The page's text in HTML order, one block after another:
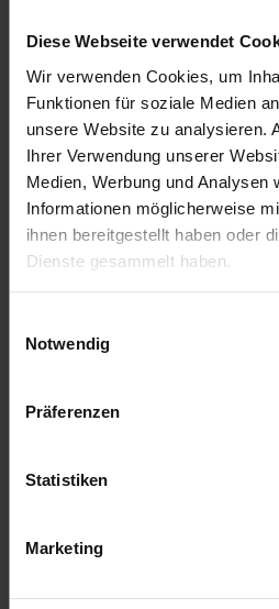
Diese Webseite verwendet
Wir verwenden Cookies, um
Funktionen für soziale Medien
unsere Website zu analysieren.
Ihrer Verwendung unserer
Medien, Werbung und
Informationen möglicherweise
ihnen bereitgestellt haben oder
Dienste gesammelt haben.
Notwendig
Präferenzen
Statistiken
Marketing
abzugeben.
Allgemeine
Impressum